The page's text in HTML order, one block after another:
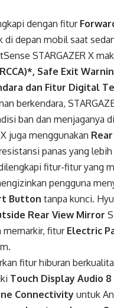
dengan fitur
depan mobil saat
STARGAZER X
Safe Exit
dan Fitur Digital
berkendara,
ban dan menjaganya
juga menggunakan
panas yang
fitur-fitur yang
pengguna
Button tanpa kunci.
Rear View Mirror
memarkir, fitur Electric
fitur hiburan
Touch Display Audio 8
Connectivityuntuk